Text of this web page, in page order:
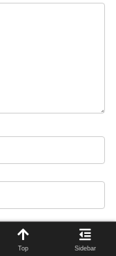
Top Sidebar